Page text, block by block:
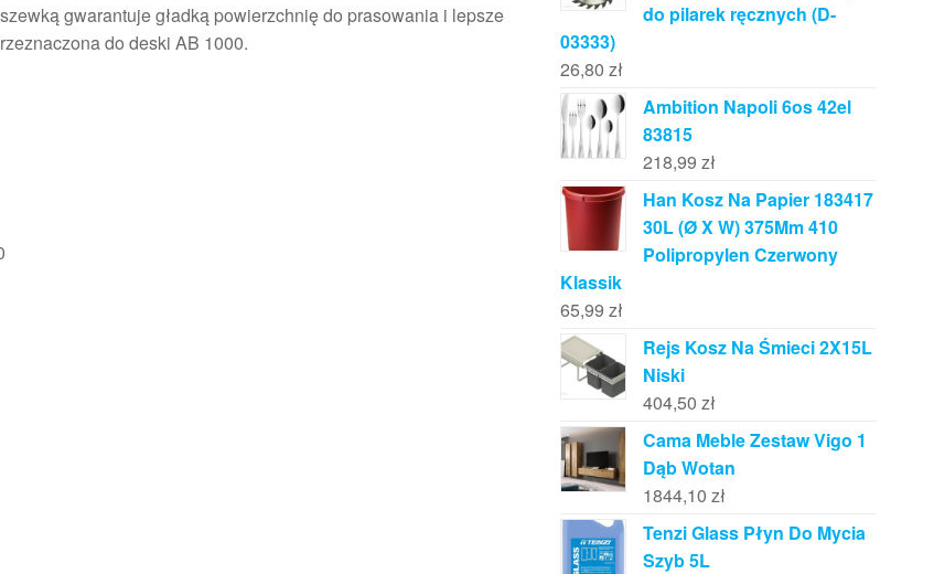
gwarantuje gładką powierzchnię do prasowania i lepsze
do deski AB 1000.
do pilarek ręcznych (D-
03333)
26,80 zł
Ambition Napoli 6os 42el
83815
218,99 zł
Han Kosz Na Papier 183417
30L (Ø X W) 375Mm 410
Polipropylen Czerwony
Klassik
65,99 zł
Rejs Kosz Na Śmieci 2X15L
Niski
404,50 zł
Cama Meble Zestaw Vigo 1
Dąb Wotan
1844,10 zł
Tenzi Glass Płyn Do Mycia
Szyb 5L